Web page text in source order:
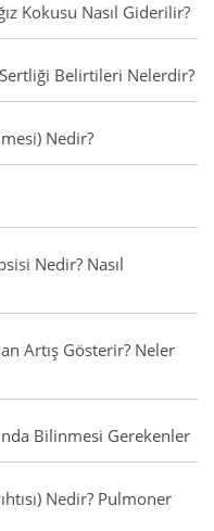
Kokusu Nasıl Giderilir?
Belirtileri Nelerdir?
Nedir?
Nedir? Nasıl
Artış Gösterir? Neler
Bilinmesi Gerekenler
Nedir? Pulmoner